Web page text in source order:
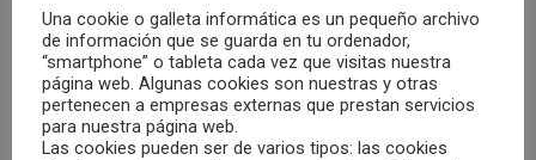
El sábado 27 de junio tenía lugar, a través de vídeo
conferencia, una reunión del Patronato de la Fundación
Española para la Promoción y el Desarrollo Científico y
Profesional de la Psicología, (Psicofundación), en la que
participó la Decana del COPCLM, María Dolores Gómez
Una cookie o galleta informática es un pequeño archivo
de información que se guarda en tu ordenador,
“smartphone” o tableta cada vez que visitas nuestra
página web. Algunas cookies son nuestras y otras
pertenecen a empresas externas que prestan servicios
para nuestra página web.
Las cookies pueden ser de varios tipos: las cookies